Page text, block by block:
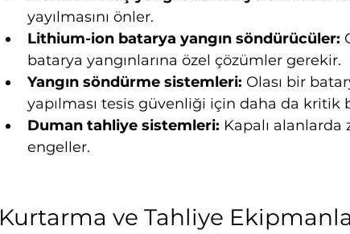
yayılmasını önler.
Lithium-ion batarya yangın söndürücüler:
batarya yangınlarına özel çözümler gerekir.
Yangın söndürme sistemleri: Olası bir
yapılması tesis güvenliği için daha da kritik
Duman tahliye sistemleri: Kapalı
engeller.
Kurtarma ve Tahliye